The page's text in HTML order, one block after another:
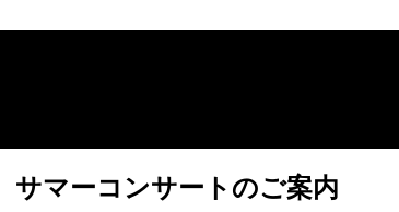
マーコンサートのご案内